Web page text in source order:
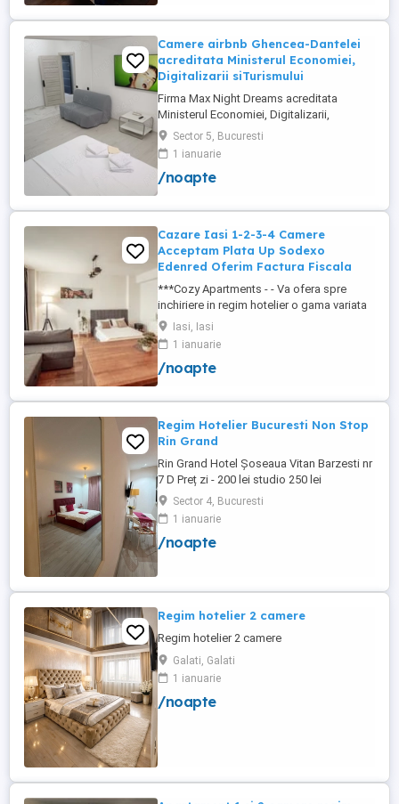
+wifi , frigider, mașină spălat, ...
Camere airbnb Ghencea-Dantelei
acreditata Ministerul Economiei,
Digitalizarii siTurismului
Firma Max Night Dreams acreditata
Ministerul Economiei, Digitalizarii,
Antreprenoriatului si Turismului închiriază
in regim hotelier in zona Drumul Taberei -
Ghencea diferite tipuri de camere Camera
single cu o suprafață totală de 16mp
cu o suprafață totală de ...
Sector 5, Bucuresti
1 ianuarie
/noapte
Cazare Iasi 1-2-3-4 Camere
Acceptam Plata Up Sodexo
Edenred Oferim Factura Fiscala
***Cozy Apartments - - Va ofera spre
inchiriere in regim hotelier o gama variata
de apartamente si garsoniere situate in
puncte cheie ale orasului doar in
complexe rezidentiale noi: *Zona Palas
Mall - Centru - Complex Lazar Residence;
Residence; *Zona Palas Mall - ...
Iasi, Iasi
1 ianuarie
/noapte
Regim Hotelier Bucuresti Non Stop
Rin Grand
Rin Grand Hotel Șoseaua Vitan Barzesti nr
7 D Preț zi - 200 lei studio 250 lei
apartament
Sector 4, Bucuresti
1 ianuarie
/noapte
Regim hotelier 2 camere
Regim hotelier 2 camere
Galati, Galati
1 ianuarie
/noapte